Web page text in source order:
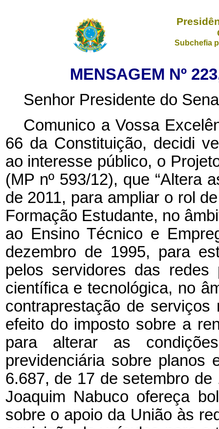
Subchefia
MENSAGEM Nº
Senhor Presidente do
Comunico a Vossa
66 da Constituição, decidi
ao interesse público, o
(MP nº 593/12), que “Altera
de 2011, para ampliar o rol
Formação Estudante, no
ao Ensino Técnico e
dezembro de 1995, para
pelos servidores das redes
científica e tecnológica, no
contraprestação de
efeito do imposto sobre a
para alterar as
previdenciária sobre planos
6.687, de 17 de setembro
Joaquim Nabuco ofereça
sobre o apoio da União às